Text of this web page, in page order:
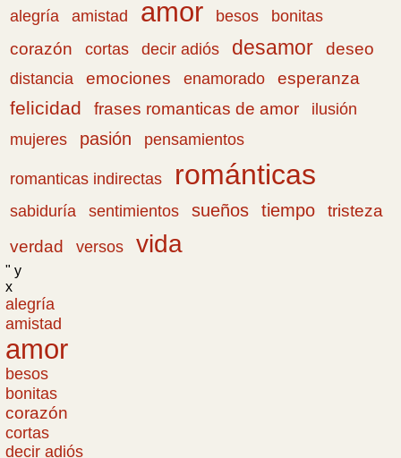
alegría amistad amor besos
bonitas
corazón
cortas decir adiós desamor deseo
distancia emociones enamorado esperanza
felicidad frases romanticas de amor
ilusión
mujeres
pasión pensamientos
romanticas indirectas románticas
sabiduría sentimientos sueños tiempo
tristeza
verdad
versos vida
" y
x
alegría
amistad
amor
besos
bonitas
corazón
cortas
decir adiós